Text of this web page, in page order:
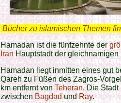
Bücher zu islamischen Themen
Hamadan ist die fünfzehnte der
IranHauptstadt der gleichnamigen
Hamadan liegt inmitten eines gut
Qareh zu Füßen des Zagros-
km entfernt vonTeheran. Die Stadt
zwischenBagdadundRay.